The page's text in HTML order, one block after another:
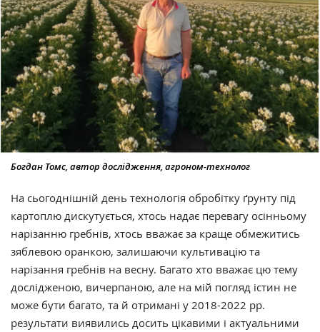
Богдан Томс, автор дослідження, агроном-технолог
На сьогоднішній день технологія обробітку ґрунту під
картоплю дискутується, хтось надає перевагу осінньому
нарізанню гребнів, хтось вважає за краще обмежитись
зяблевою оранкою, залишаючи культивацію та
нарізання гребнів на весну. Багато хто вважає цю тему
дослідженою, вичерпаною, але на мій погляд істин не
може бути багато, та й отримані у 2018-2022 рр.
результати виявились досить цікавими і актуальними